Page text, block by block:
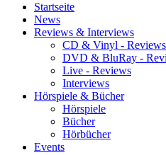
Startseite
News
Reviews & Interviews
CD & Vinyl - Reviews
DVD & BluRay -
Live - Reviews
Interviews
Hörspiele & Bücher
Hörspiele
Bücher
Hörbücher
Events